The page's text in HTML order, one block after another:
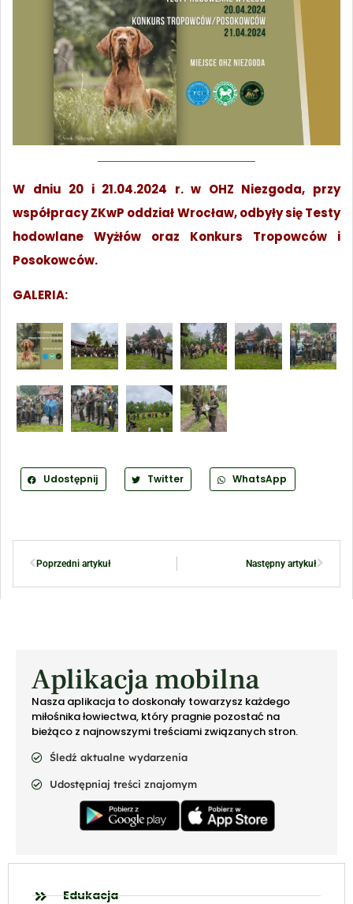
W dniu 20 i 21.04.2024 r. w OHZ Niezgoda, przy
współpracy ZKwP oddział Wrocław, odbyły się Testy
hodowlane Wyżłów oraz Konkurs Tropowców i
Posokowców.
GALERIA:
Udostępnij Twitter WhatsApp
Poprzedni artykuł Następny artykuł
Aplikacja mobilna
Nasza aplikacja to doskonały towarzysz każdego
miłośnika łowiectwa, który pragnie pozostać na
bieżąco z najnowszymi treściami związanych stron.
Śledź aktualne wydarzenia
Udostępniaj treści znajomym
Edukacja